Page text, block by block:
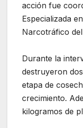
acción fue
Especializada
Narcotráfico
Durante la
destruyeron
etapa de
crecimiento.
kilogramos de